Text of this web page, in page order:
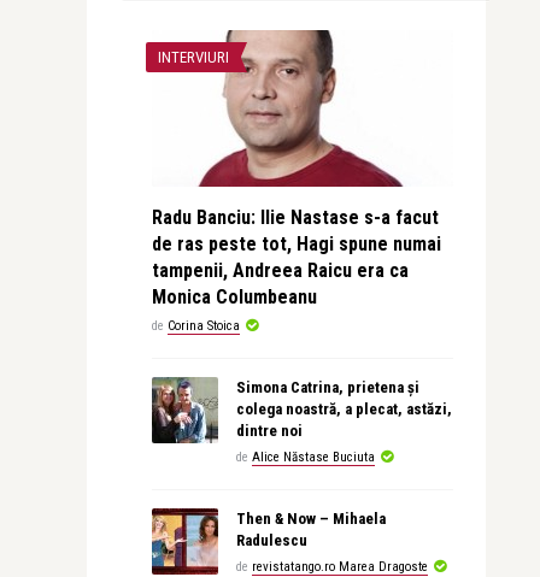
INTERVIURI
Radu Banciu: Ilie Nastase s-a facut
de ras peste tot, Hagi spune numai
tampenii, Andreea Raicu era ca
Monica Columbeanu
de Corina Stoica
Simona Catrina, prietena și
colega noastră, a plecat, astăzi,
dintre noi
de Alice Năstase Buciuta
Then & Now – Mihaela
Radulescu
de revistatango.ro Marea Dragoste